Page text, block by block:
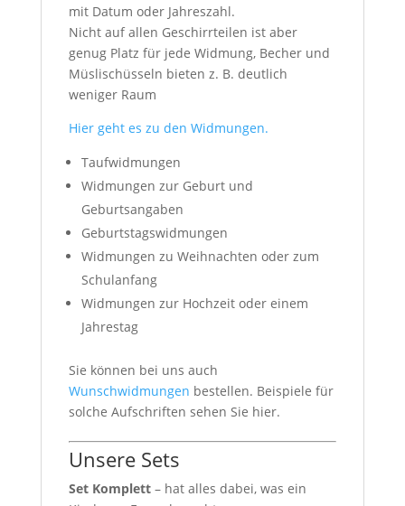
mit Datum oder Jahreszahl.
Nicht auf allen Geschirrteilen ist aber
genug Platz für jede Widmung, Becher und
Müslischüsseln bieten z. B. deutlich
weniger Raum
Hier geht es zu den Widmungen.
Taufwidmungen
Widmungen zur Geburt und
Geburtsangaben
Geburtstagswidmungen
Widmungen zu Weihnachten oder zum
Schulanfang
Widmungen zur Hochzeit oder einem
Jahrestag
Sie können bei uns auch
Wunschwidmungen bestellen. Beispiele für
solche Aufschriften sehen Sie hier.
Unsere Sets
Set Komplett– hat alles dabei, was ein